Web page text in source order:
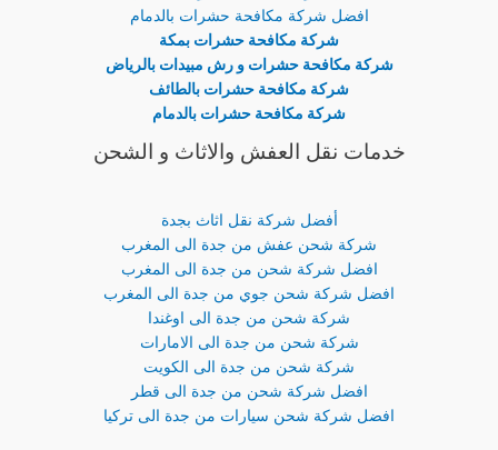
افضل شركة مكافحة حشرات بالدمام
شركة مكافحة حشرات بمكة
شركة مكافحة حشرات و رش مبيدات بالرياض
شركة مكافحة حشرات بالطائف
شركة مكافحة حشرات بالدمام
خدمات نقل العفش والاثاث و الشحن
أفضل شركة نقل اثاث بجدة
شركة شحن عفش من جدة الى المغرب
افضل شركة شحن من جدة الى المغرب
افضل شركة شحن جوي من جدة الى المغرب
شركة شحن من جدة الى اوغندا
شركة شحن من جدة الى الامارات
شركة شحن من جدة الى الكويت
افضل شركة شحن من جدة الى قطر
افضل شركة شحن سيارات من جدة الى تركيا